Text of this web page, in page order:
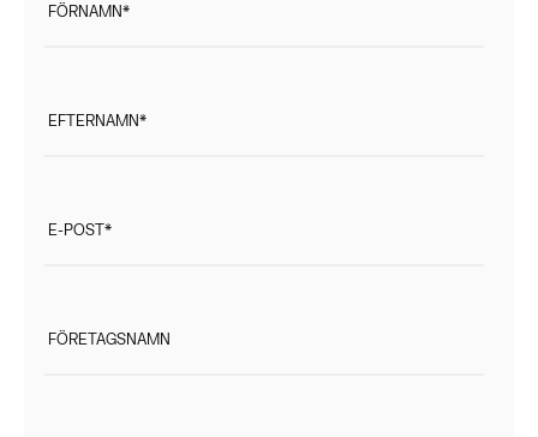
FÖRNAMN*
EFTERNAMN*
E-POST*
FÖRETAGSNAMN